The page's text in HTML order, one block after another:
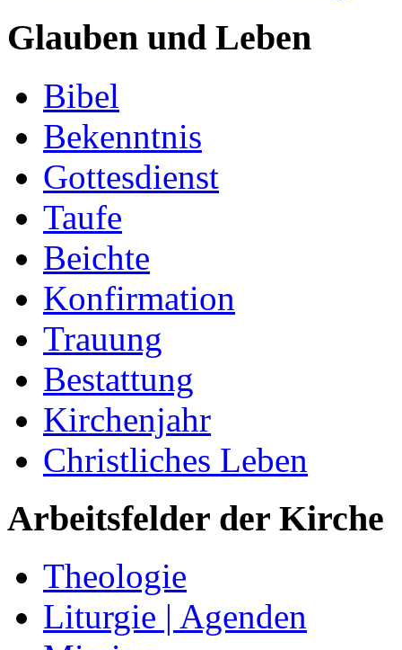
Glauben und Leben
Bibel
Bekenntnis
Gottesdienst
Taufe
Beichte
Konfirmation
Trauung
Bestattung
Kirchenjahr
Christliches Leben
Arbeitsfelder der Kirche
Theologie
Liturgie | Agenden